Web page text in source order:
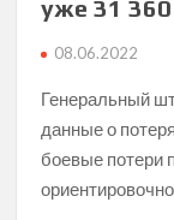
уже 31
08.06.2022
Генеральный
данные о
боевые потери